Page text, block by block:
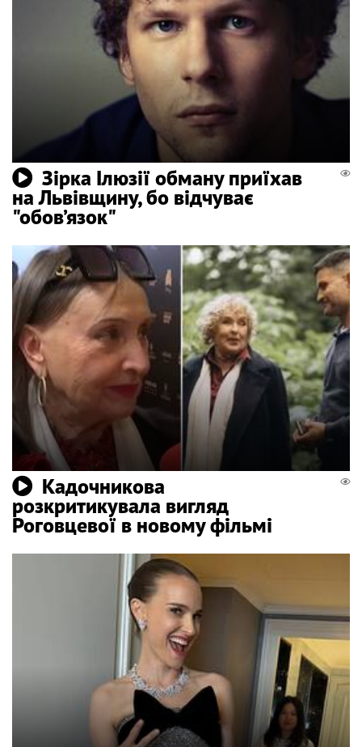
Зірка Ілюзії обману приїхав
на Львівщину, бо відчуває
"обов’язок"
Кадочникова
розкритикувала вигляд
Роговцевої в новому фільмі